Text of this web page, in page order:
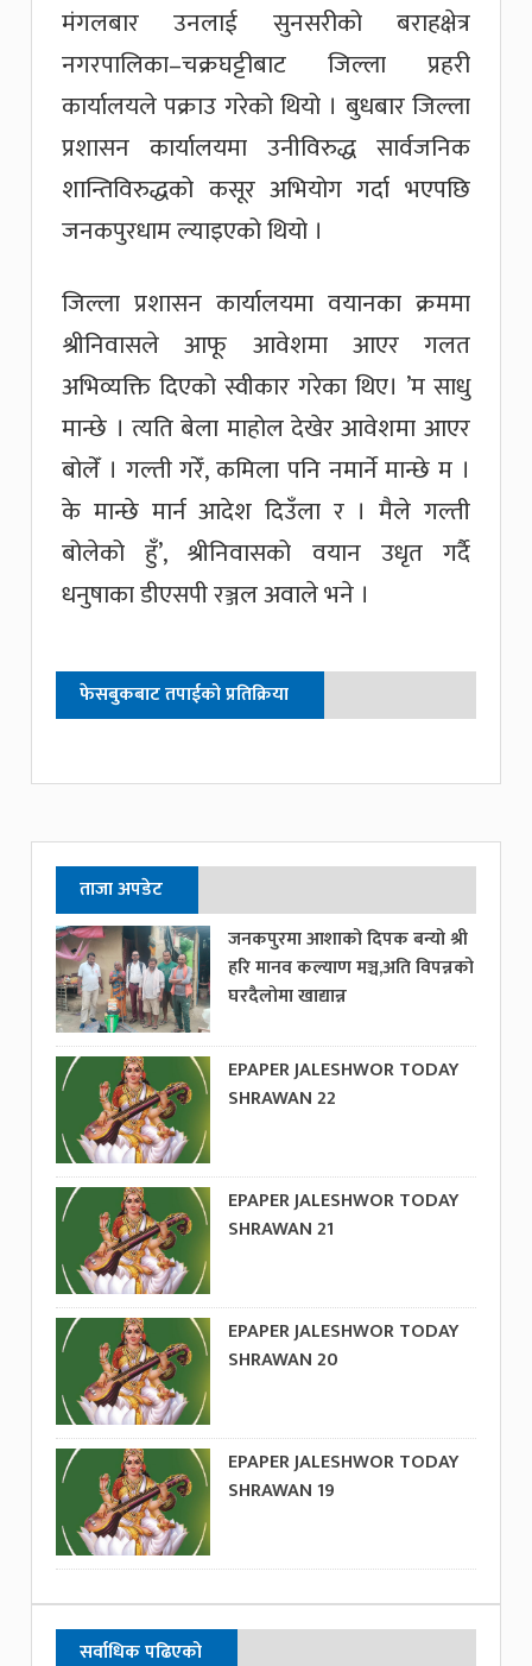
मंगलबार उनलाई सुनसरीको बराहक्षेत्र
नगरपालिका–चक्रघट्टीबाट जिल्ला प्रहरी
कार्यालयले पक्राउ गरेको थियो । बुधबार जिल्ला
प्रशासन कार्यालयमा उनीविरुद्ध सार्वजनिक
शान्तिविरुद्धको कसूर अभियोग गर्दा भएपछि
जनकपुरधाम ल्याइएको थियो ।
जिल्ला प्रशासन कार्यालयमा वयानका क्रममा
श्रीनिवासले आफू आवेशमा आएर गलत
अभिव्यक्ति दिएको स्वीकार गरेका थिए। ’म साधु
मान्छे । त्यति बेला माहोल देखेर आवेशमा आएर
बोलेँ । गल्ती गरेँ, कमिला पनि नमार्ने मान्छे म ।
के मान्छे मार्न आदेश दिउँला र । मैले गल्ती
बोलेको हुँ’, श्रीनिवासको वयान उधृत गर्दै
धनुषाका डीएसपी रञ्जल अवाले भने ।
फेसबुकबाट तपाईको प्रतिक्रिया
ताजा अपडेट
जनकपुरमा आशाको दिपक बन्यो श्री
हरि मानव कल्याण मञ्च,अति विपन्नको
घरदैलोमा खाद्यान्न
EPAPER JALESHWOR TODAY
SHRAWAN 22
EPAPER JALESHWOR TODAY
SHRAWAN 21
EPAPER JALESHWOR TODAY
SHRAWAN 20
EPAPER JALESHWOR TODAY
SHRAWAN 19
सर्वाधिक पढिएको